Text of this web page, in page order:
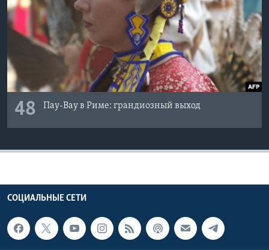
48 Пау-Вау в Риме: грандиозный выход
СОЦИАЛЬНЫЕ СЕТИ